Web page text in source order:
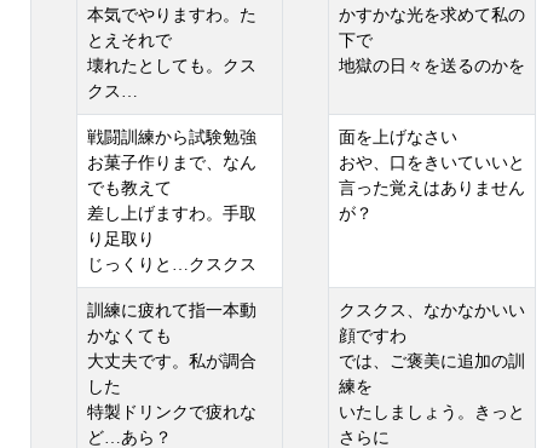
本気でやりますわ。た
とえそれで
壊れたとしても。クス
クス…
かすかな光を求めて私の
下で
地獄の日々を送るのかを
戦闘訓練から試験勉強
お菓子作りまで、なん
でも教えて
差し上げますわ。手取
り足取り
じっくりと…クスクス
面を上げなさい
おや、口をきいていいと
言った覚えはありません
が？
訓練に疲れて指一本動
かなくても
大丈夫です。私が調合
した
特製ドリンクで疲れな
ど…あら？
クスクス、なかなかいい
顔ですわ
では、ご褒美に追加の訓
練を
いたしましょう。きっと
さらに